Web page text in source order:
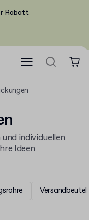
Rabatt
individuellen
Ideen
Versandbeutel